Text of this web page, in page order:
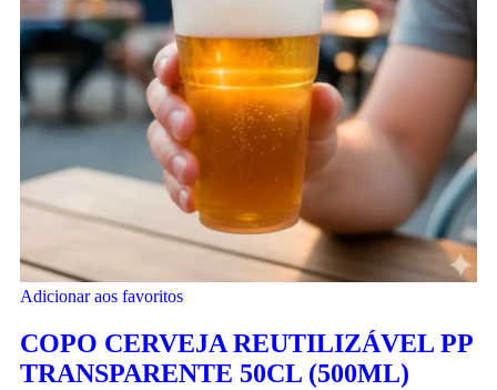
Adicionar aos favoritos
COPO CERVEJA REUTILIZÁVEL PP
TRANSPARENTE 50CL (500ML)